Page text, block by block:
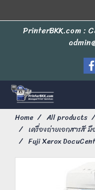
PrinterBKK.com :
Home All products
เครื่องถ่ายเอกสารสี
Fuji Xerox